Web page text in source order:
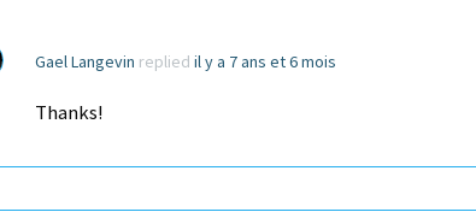
Gael Langevin replied il y a 7 ans et 6 mois
Thanks!